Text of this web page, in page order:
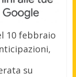
10 febbraio
su